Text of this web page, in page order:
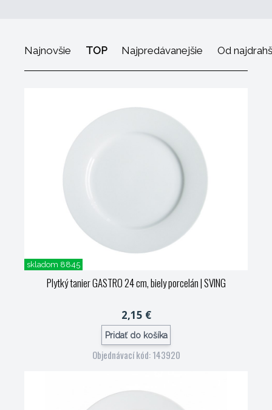
Najnovšie TOP Najpredávanejšie Od
skladom 8845
Plytký tanier GASTRO 24 cm, biely porcelán| SVING
2,15 €
Pridať do košíka
Objednávací kód: 143920